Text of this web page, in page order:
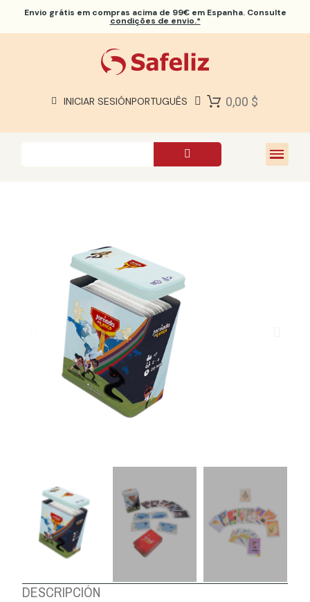
Envio grátis em compras acima de 99€ em Espanha. Consulte
condições de envio.*
INICIAR SESIÓNPORTUGUÊS 0,00 $
DESCRIPCIÓN